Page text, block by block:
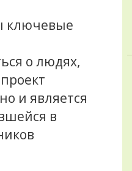
ключевые
о людях,
и является
в